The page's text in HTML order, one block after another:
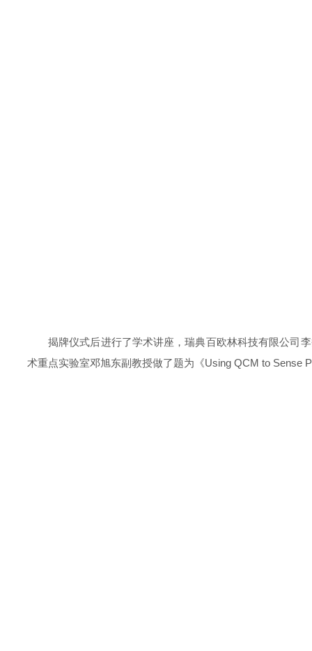
揭牌仪式后进行了学术讲座，瑞典百欧林科技有限公司
术重点实验室邓旭东副教授做了题为《Using QCM to Sense